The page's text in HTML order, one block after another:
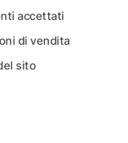
accettati
di vendita
sito